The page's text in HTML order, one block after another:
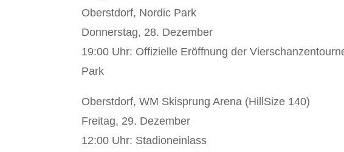
Oberstdorf, Nordic Park
Donnerstag, 28. Dezember
19:00 Uhr: Offizielle Eröffnung der
Park
Oberstdorf, WM Skisprung Arena (HillSize 140)
Freitag, 29. Dezember
12:00 Uhr: Stadioneinlass